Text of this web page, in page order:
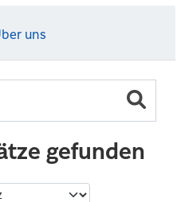
uns
gefunden